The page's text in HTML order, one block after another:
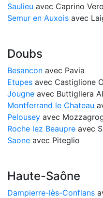
Saulieu avec Caprino
Semur en Auxois avec
Doubs
Besancon avec Pavia
Etupes avec Castiglione
Jougne avec Buttigliera
Montferrand le Chateau
Pelousey avec
Roche lez Beaupre avec
Saone avec Piteglio
Haute-Saône
Dampierre-lès-Conflans